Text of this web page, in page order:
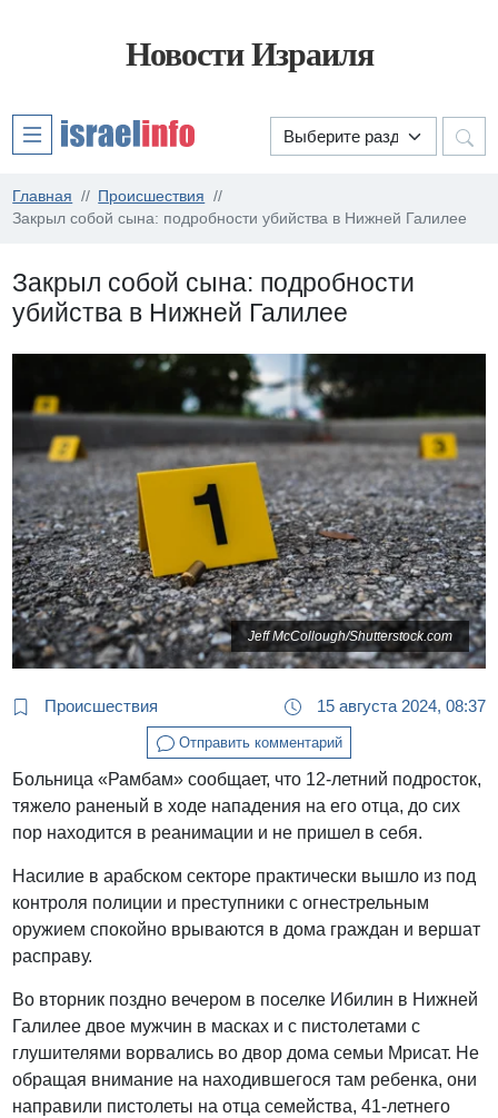
Новости Израиля
Главная
Происшествия
Закрыл собой сына: подробности убийства в Нижней Галилее
Закрыл собой сына: подробности
убийства в Нижней Галилее
Jeff McCollough/Shutterstock.com
Происшествия 15 августа 2024, 08:37
Отправить комментарий
Больница «Рамбам» сообщает, что 12-летний подросток,
тяжело раненый в ходе нападения на его отца, до сих
пор находится в реанимации и не пришел в себя.
Насилие в арабском секторе практически вышло из под
контроля полиции и преступники с огнестрельным
оружием спокойно врываются в дома граждан и вершат
расправу.
Во вторник поздно вечером в поселке Ибилин в Нижней
Галилее двое мужчин в масках и с пистолетами с
глушителями ворвались во двор дома семьи Мрисат. Не
обращая внимание на находившегося там ребенка, они
направили пистолеты на отца семейства, 41-летнего